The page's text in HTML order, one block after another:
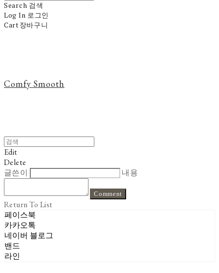
Search 검색
Log In 로그인
Cart장바구니
Comfy Smooth
Edit
Delete
글쓴이
내용
Comment
Return To List
페이스북
카카오톡
네이버 블로그
밴드
라인